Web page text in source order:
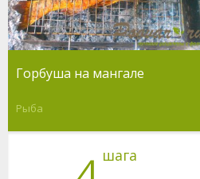
Горбуша на мангале
Рыба
шага